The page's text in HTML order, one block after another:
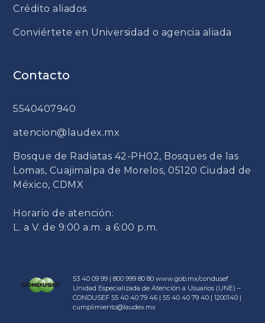
Crédito aliados
Conviértete en Universidad o agencia aliada
Contacto
5540407940
atencion@laudex.mx
Bosque de Radiatas 42-PH02, Bosques de las
Lomas, Cuajimalpa de Morelos, 05120 Ciudad de
México, CDMX
Horario de atención:
L. a V. de 9:00 a.m. a 6:00 p.m.
53 40 09 99 | 800 999 80 80www.gob.mx/condusef
Unidad Especializada de Atención a Usuarios (UNE) –
CONDUSEF 55 40 40 79 46 | 55 40 40 79 40 | 1200140 |
cumplimiento@laudex.mx